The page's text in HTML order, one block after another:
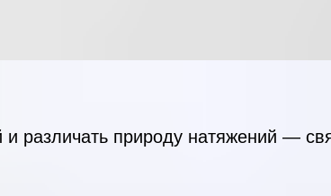
и различать природу натяжений —